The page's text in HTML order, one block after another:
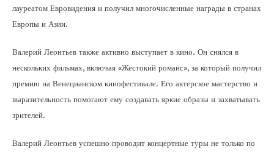
лауреатом Евровидения и получил многочисленные награды в странах
Европы и Азии.
Валерий Леонтьев также активно выступает в кино. Он снялся в
нескольких фильмах, включая «Жестокий романс», за который получил
премию на Венецианском кинофестивале. Его актерское мастерство и
выразительность помогают ему создавать яркие образы и захватывать
зрителей.
Валерий Леонтьев успешно проводит концертные туры не только по